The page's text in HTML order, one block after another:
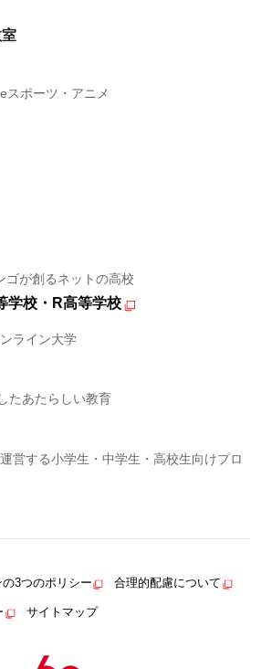
スポーツ・アニメ
ゴが創るネットの高校
学校・R高等学校
ライン大学
たあたらしい教育
営する小学生・中学生・高校生向けプロ
3つのポリシー 合理的配慮について
サイトマップ